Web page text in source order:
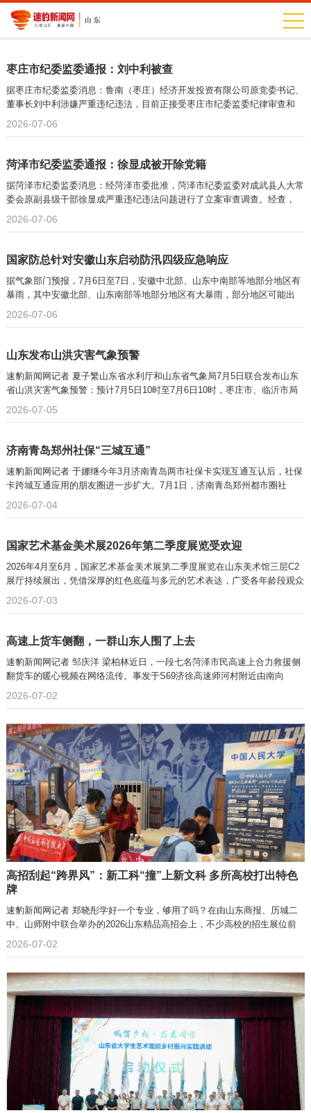
枣庄市纪委监委通报：刘中利被查
据枣庄市纪委监委消息：鲁南（枣庄）经济开发投资有限公司原党委书记、
董事长刘中利涉嫌严重违纪违法，目前正接受枣庄市纪委监委纪律审查和
2026-07-06
菏泽市纪委监委通报：徐显成被开除党籍
据菏泽市纪委监委消息：经菏泽市委批准，菏泽市纪委监委对成武县人大常
委会原副县级干部徐显成严重违纪违法问题进行了立案审查调查。经查，
2026-07-06
国家防总针对安徽山东启动防汛四级应急响应
据气象部门预报，7月6日至7日，安徽中北部、山东中南部等地部分地区有
暴雨，其中安徽北部、山东南部等地部分地区有大暴雨，部分地区可能出
2026-07-06
山东发布山洪灾害气象预警
速豹新闻网记者 夏子繁山东省水利厅和山东省气象局7月5日联合发布山东
省山洪灾害气象预警：预计7月5日10时至7月6日10时，枣庄市、临沂市局
2026-07-05
济南青岛郑州社保“三城互通”
速豹新闻网记者 于娜继今年3月济南青岛两市社保卡实现互通互认后，社保
卡跨城互通应用的朋友圈进一步扩大。7月1日，济南青岛郑州都市圈社
2026-07-04
国家艺术基金美术展2026年第二季度展览受欢迎
2026年4月至6月，国家艺术基金美术展第二季度展览在山东美术馆三层C2
展厅持续展出，凭借深厚的红色底蕴与多元的艺术表达，广受各年龄段观众
2026-07-03
高速上货车侧翻，一群山东人围了上去
速豹新闻网记者 邹庆洋 梁柏林近日，一段七名菏泽市民高速上合力救援侧
翻货车的暖心视频在网络流传。事发于S69济徐高速师河村附近由南向
2026-07-02
高招刮起“跨界风”：新工科“撞”上新文科 多所高校打出特色
牌
速豹新闻网记者 郑晓彤学好一个专业，够用了吗？在由山东商报、历城二
中、山师附中联合举办的2026山东精品高招会上，不少高校的招生展位前
2026-07-02